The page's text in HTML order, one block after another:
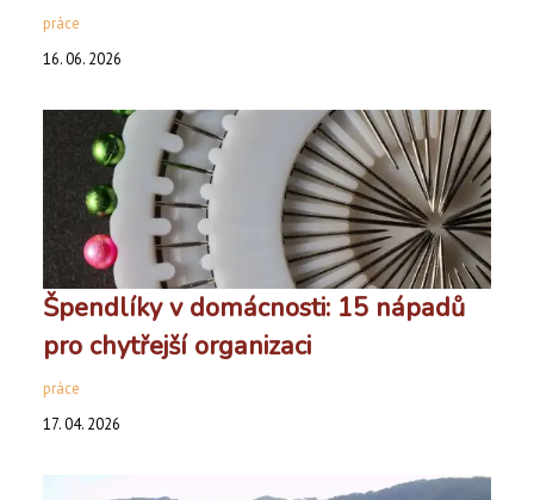
práce
16. 06. 2026
Špendlíky v domácnosti: 15 nápadů
pro chytřejší organizaci
práce
17. 04. 2026